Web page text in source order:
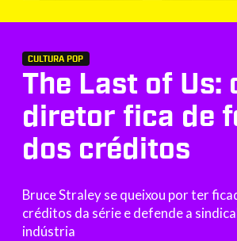
CULTURA POP
The Last of Us:
diretor fica de
dos créditos
Bruce Straley se queixou por ter
créditos da série e defende a
indústria